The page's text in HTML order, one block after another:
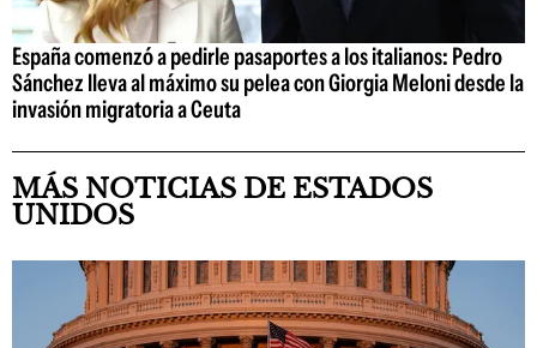
España comenzó a pedirle pasaportes a los italianos: Pedro
Sánchez lleva al máximo su pelea con Giorgia Meloni desde la
invasión migratoria a Ceuta
MÁS NOTICIAS DE ESTADOS
UNIDOS